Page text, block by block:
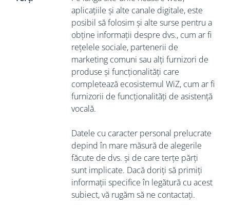
aplicațiile și alte canale digitale, este
posibil să folosim și alte surse pentru a
obține informații despre dvs., cum ar fi
rețelele sociale, partenerii de
marketing comuni sau alți furnizori de
produse și funcționalități care
completează ecosistemul WiZ, cum ar fi
furnizorii de funcționalități de asistență
vocală.
Datele cu caracter personal prelucrate
depind în mare măsură de alegerile
făcute de dvs. și de care terțe părți
sunt implicate. Dacă doriți să primiți
informații specifice în legătură cu acest
subiect, vă rugăm să ne contactați.